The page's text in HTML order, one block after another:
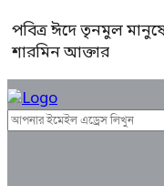
পবিত্র ঈদে তৃনমুল
শারমিন আক্তার